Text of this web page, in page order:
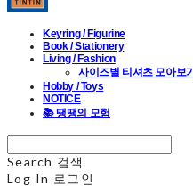
Keyring / Figurine
Book / Stationery
Living / Fashion
사이즈별 티셔츠 모아보기
Hobby / Toys
NOTICE
📚 땡땡의 모험
Search 검색
Log In 로그인